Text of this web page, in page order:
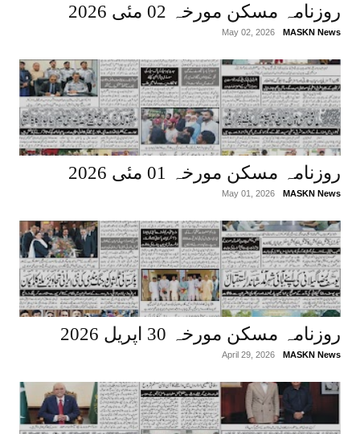
روزنامہ مسکن مورخہ 02 مئی 2026
MASKN News
May 02, 2026
روزنامہ مسکن مورخہ 01 مئی 2026
MASKN News
May 01, 2026
روزنامہ مسکن مورخہ 30 اپریل 2026
MASKN News
April 29, 2026